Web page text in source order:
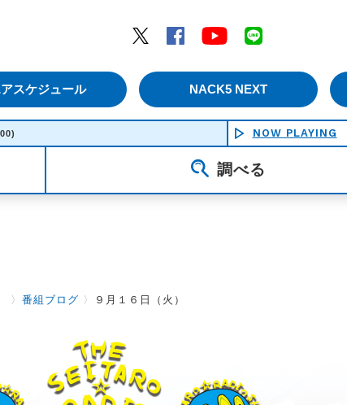
Twitter
Facebook YouTube
スケジュール NACK5 NEXT
NOW PLAYING
調べる
〉 番組ブログ 〉 ９月１６日（火）